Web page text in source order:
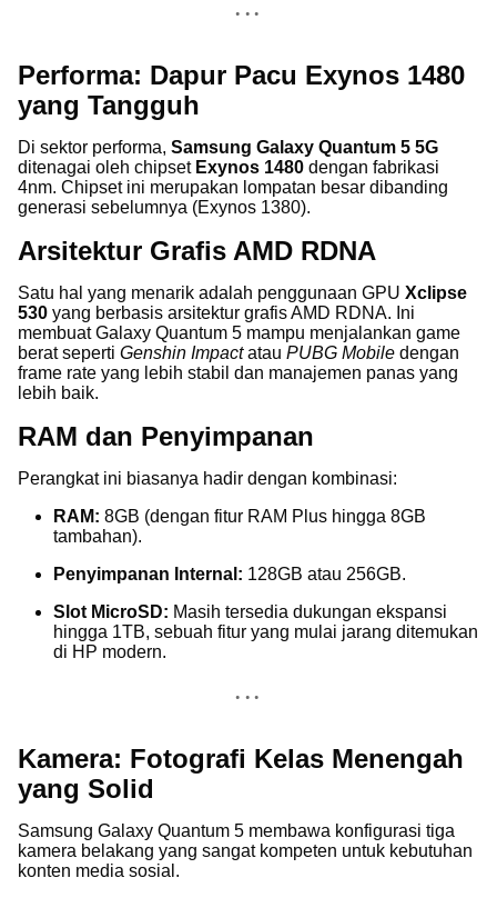
Performa: Dapur Pacu Exynos 1480
yang Tangguh
Di sektor performa, Samsung Galaxy Quantum 5 5G
ditenagai oleh chipset Exynos 1480 dengan fabrikasi
4nm. Chipset ini merupakan lompatan besar dibanding
generasi sebelumnya (Exynos 1380).
Arsitektur Grafis AMD RDNA
Satu hal yang menarik adalah penggunaan GPU Xclipse
530 yang berbasis arsitektur grafis AMD RDNA. Ini
membuat Galaxy Quantum 5 mampu menjalankan game
berat seperti Genshin Impactatau PUBG Mobile dengan
frame rate yang lebih stabil dan manajemen panas yang
lebih baik.
RAM dan Penyimpanan
Perangkat ini biasanya hadir dengan kombinasi:
RAM: 8GB (dengan fitur RAM Plus hingga 8GB
tambahan).
Penyimpanan Internal: 128GB atau 256GB.
Slot MicroSD: Masih tersedia dukungan ekspansi
hingga 1TB, sebuah fitur yang mulai jarang ditemukan
di HP modern.
Kamera: Fotografi Kelas Menengah
yang Solid
Samsung Galaxy Quantum 5 membawa konfigurasi tiga
kamera belakang yang sangat kompeten untuk kebutuhan
konten media sosial.